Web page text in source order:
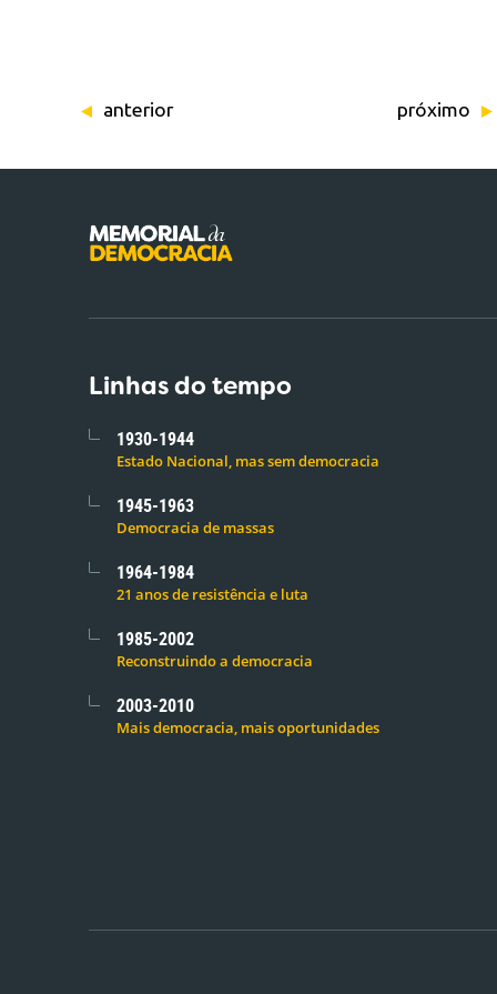
anterior próximo
Linhas do tempo
1930-1944
Estado Nacional, mas sem democracia
1945-1963
Democracia de massas
1964-1984
21 anos de resistência e luta
1985-2002
Reconstruindo a democracia
2003-2010
Mais democracia, mais oportunidades